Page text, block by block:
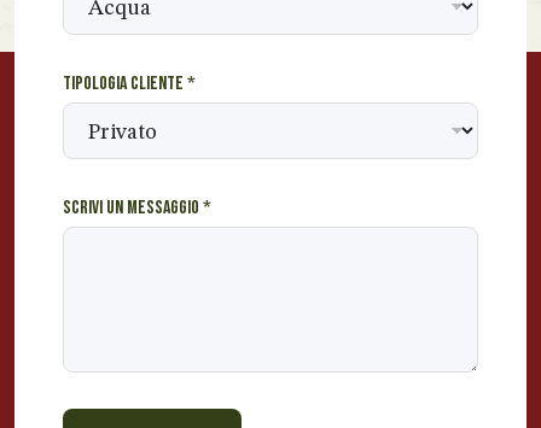
Tipologia cliente *
Scrivi un messaggio *